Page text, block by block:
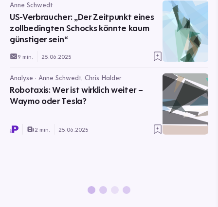
Anne Schwedt
US-Verbraucher: „Der Zeitpunkt eines
zollbedingten Schocks könnte kaum
günstiger sein“
9 min. 25.06.2025
Analyse · Anne Schwedt, Chris Halder
Robotaxis: Wer ist wirklich weiter –
Waymo oder Tesla?
2 min. 25.06.2025